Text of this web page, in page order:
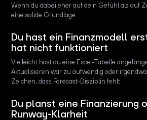
Wenn du dabei eher auf dein Gefühl als auf
eine solide Grundlage.
Du hast ein Finanzmodell
hat nicht funktioniert
Vielleicht hast du eine Excel-Tabelle
Aktualisieren war zu aufwendig oder
Zeichen, dass Forecast-Disziplin fehlt.
Du planst eine Finanzierung
Runway-Klarheit